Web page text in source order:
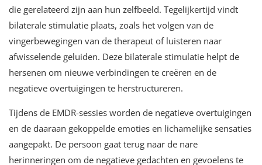
die gerelateerd zijn aan hun zelfbeeld. Tegelijkertijd vindt
bilaterale stimulatie plaats, zoals het volgen van de
vingerbewegingen van de therapeut of luisteren naar
afwisselende geluiden. Deze bilaterale stimulatie helpt de
hersenen om nieuwe verbindingen te creëren en de
negatieve overtuigingen te herstructureren.
Tijdens de EMDR-sessies worden de negatieve overtuigingen
en de daaraan gekoppelde emoties en lichamelijke sensaties
aangepakt. De persoon gaat terug naar de nare
herinneringen om de negatieve gedachten en gevoelens te